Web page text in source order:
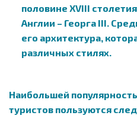
половине XVIII
Англии – Георга III.
его архитектура,
различных стилях.
Наибольшей
туристов пользуются